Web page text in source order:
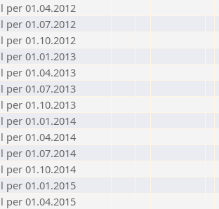
per 01.04.2012
per 01.07.2012
per 01.10.2012
per 01.01.2013
per 01.04.2013
per 01.07.2013
per 01.10.2013
per 01.01.2014
per 01.04.2014
per 01.07.2014
per 01.10.2014
per 01.01.2015
per 01.04.2015